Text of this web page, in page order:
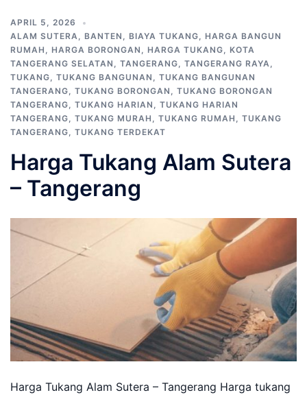
APRIL 5, 2026
ALAM SUTERA, BANTEN , BIAYA TUKANG, HARGA BANGUN
RUMAH , HARGA BORONGAN , HARGA TUKANG, KOTA
TANGERANG SELATAN , TANGERANG, TANGERANG RAYA,
TUKANG, TUKANG BANGUNAN , TUKANG BANGUNAN
TANGERANG, TUKANG BORONGAN , TUKANG BORONGAN
TANGERANG, TUKANG HARIAN , TUKANG HARIAN
TANGERANG, TUKANG MURAH , TUKANG RUMAH , TUKANG
TANGERANG, TUKANG TERDEKAT
Harga Tukang Alam Sutera
– Tangerang
Harga Tukang Alam Sutera – Tangerang Harga tukang